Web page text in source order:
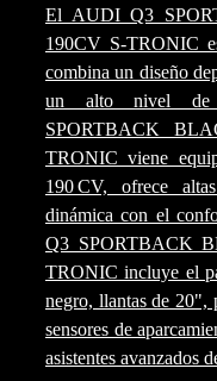
El AUDI Q3
190CV S-TRONIC
combina un diseño
un alto nivel de
SPORTBACK
TRONIC viene
190 CV, ofrece
dinámica con el
Q3 SPORTBACK
TRONIC incluye el
negro, llantas de
sensores de
asistentes avanzados